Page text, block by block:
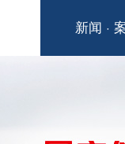
新闻 ·